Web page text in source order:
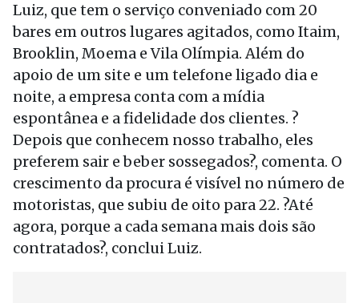
Luiz, que tem o serviço conveniado com 20
bares em outros lugares agitados, como Itaim,
Brooklin, Moema e Vila Olímpia. Além do
apoio de um site e um telefone ligado dia e
noite, a empresa conta com a mídia
espontânea e a fidelidade dos clientes. ?
Depois que conhecem nosso trabalho, eles
preferem sair e beber sossegados?, comenta. O
crescimento da procura é visível no número de
motoristas, que subiu de oito para 22. ?Até
agora, porque a cada semana mais dois são
contratados?, conclui Luiz.